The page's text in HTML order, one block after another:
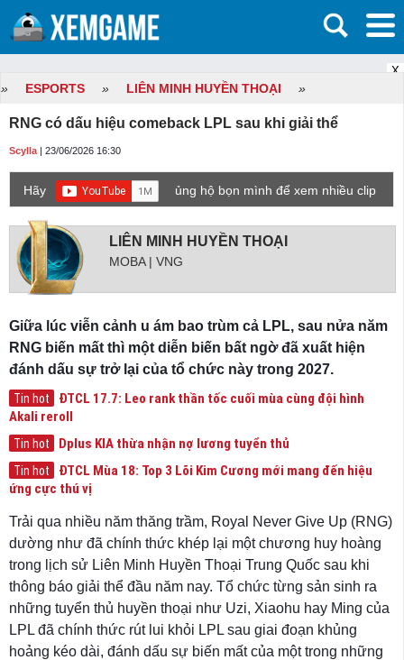
X
» ESPORTS » LIÊN MINH HUYỀN THOẠI »
RNG có dấu hiệu comeback LPL sau khi giải thể
Scylla | 23/06/2026 16:30
Hãy
ủng hộ bọn mình để xem nhiều clip
LIÊN MINH HUYỀN THOẠI
MOBA | VNG
Giữa lúc viễn cảnh u ám bao trùm cả LPL, sau nửa năm
RNG biến mất thì một diễn biến bất ngờ đã xuất hiện
đánh dấu sự trở lại của tổ chức này trong 2027.
Tin hot
ĐTCL 17.7: Leo rank thần tốc cuối mùa cùng đội hình
Akali reroll
Tin hot Dplus KIA thừa nhận nợ lương tuyển thủ
Tin hot
ĐTCL Mùa 18: Top 3 Lõi Kim Cương mới mang đến hiệu
ứng cực thú vị
Trải qua nhiều năm thăng trầm, Royal Never Give Up (RNG)
dường như đã chính thức khép lại một chương huy hoàng
trong lịch sử Liên Minh Huyền Thoại Trung Quốc sau khi
thông báo giải thể đầu năm nay. Tổ chức từng sản sinh ra
những tuyển thủ huyền thoại như Uzi, Xiaohu hay Ming của
LPL đã chính thức rút lui khỏi LPL sau giai đoạn khủng
hoảng kéo dài, đánh dấu sự biến mất của một trong những